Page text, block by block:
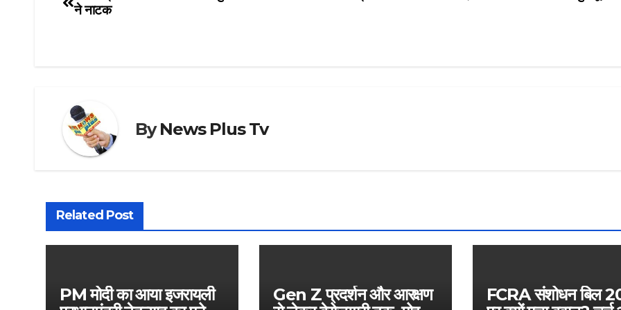
ने नाटक
ByNews Plus Tv
Related Post
PM मोदी का आया इजरायली
Gen Z प्रदर्शन और आरक्षण
FCRA संशोधन बिल